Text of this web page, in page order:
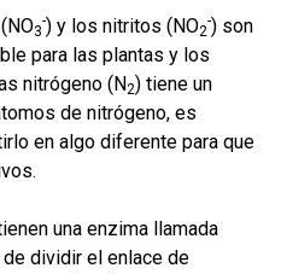
NO3
-) y los nitritos (NO2
-) son
para las plantas y los
nitrógeno (N2) tiene un
de nitrógeno, es
en algo diferente para que
una enzima llamada
dividir el enlace de